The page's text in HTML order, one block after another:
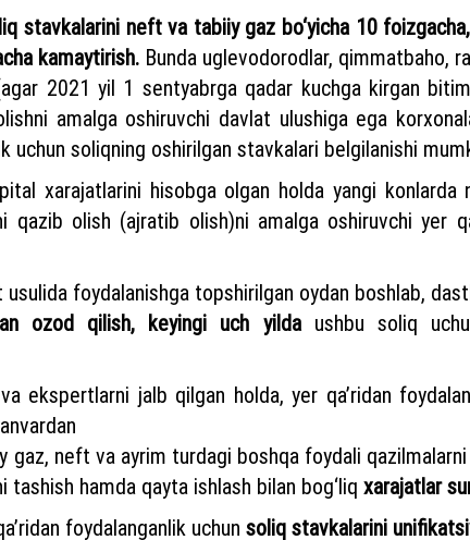
stavkalarini neft va tabiiy gaz bo‘yicha 10
kamaytirish. Bunda uglevodorodlar, qimmatbaho,
2021 yil 1 sentyabrga qadar kuchga kirgan
amalga oshiruvchi davlat ulushiga ega
uchun soliqning oshirilgan stavkalari belgilanishi
xarajatlarini hisobga olgan holda yangi
olish (ajratib olish)ni amalga oshiruvchi yer
foydalanishga topshirilgan oydan boshlab,
ozod qilish, keyingi uch yildaushbu soliq
ekspertlarni jalb qilgan holda, yer qa’ridan
gaz, neft va ayrim turdagi boshqa foydali
hamda qayta ishlash bilan bog‘liq xarajatlar
foydalanganlik uchun soliq stavkalarini